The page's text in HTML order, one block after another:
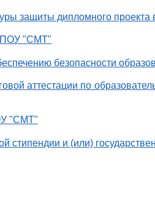
защиты дипломного
"СМТ"
безопасности
аттестации по
"СМТ"
стипендии и (или)